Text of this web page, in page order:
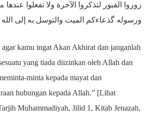
زوروا القبور لتذكروا الآخرة ولا تفعلوا عندها
ورسوله گذعاءكم الميت والتوسل به إلى الله
kamu ingat Akan Akhirat dan janganlah
yang tiada diizinkan oleh Allah dan
minta kepada mayat dan
hubungan kepada Allah.” [Lihat
Muhammadiyah, Jilid 1, Kitab Jenazah,